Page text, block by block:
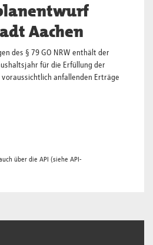
Aachen
des § 79 GO NRW enthält der
für die Erfüllung der
anfallenden Erträge
über die API (siehe API-